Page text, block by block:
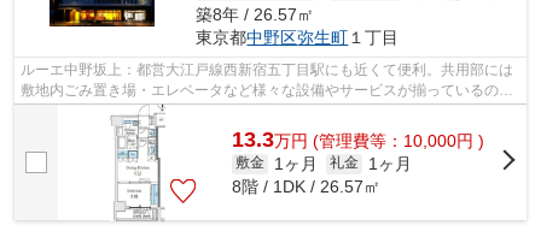
築8年 / 26.57㎡
東京都中野区弥生町１丁目
ルーエ中野坂上：都営大江戸線西新宿五丁目駅にも近くて便利。共用部には
敷地内ごみ置き場・エレベータなど様々な設備やサービスが揃っているので
便利です。デザイナーズ物件ならでは...
13.3万円 (管理費等：10,000円 )
敷金 1ヶ月 礼金
1ヶ月
8階 / 1DK / 26.57㎡